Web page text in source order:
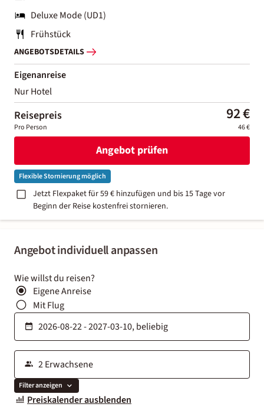
Angebot individuell anpassen
Wie willst du reisen?
Eigene Anreise
Mit Flug
Filter anzeigen
Preiskalender ausblenden
Deluxe Mode (UD1)
Frühstück
ANGEBOTSDETAILS
Eigenanreise
Nur Hotel
Reisepreis 92 €
Pro Person 46 €
Angebot prüfen
Flexible Stornierung möglich
Jetzt Flexpaket für 59 € hinzufügen und bis 15 Tage vor
Beginn der Reise kostenfrei stornieren.